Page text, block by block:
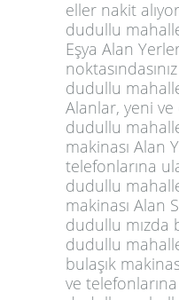
eller nakit
dudullu
Eşya Alan
dudullu
Alanlar, yeni ve
dudullu
makinası Alan
telefonlarına
dudullu
makinası Alan
dudullu mızda
dudullu
bulaşık
ve